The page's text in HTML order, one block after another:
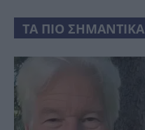
ΤΑ ΠΙΟ ΣΗΜΑΝΤΙΚΑ